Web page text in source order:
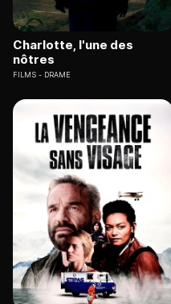
Charlotte, l'une des
nôtres
FILMS DRAME